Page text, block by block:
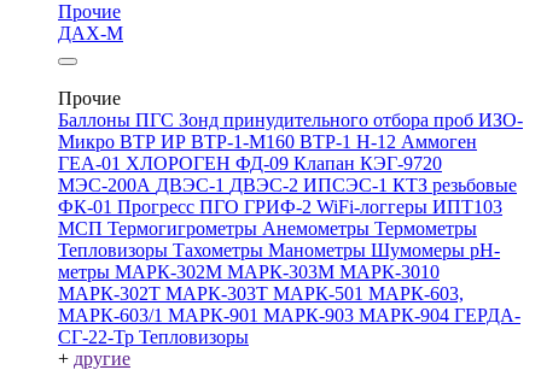
Прочие
ДАХ-М
Прочие
Баллоны ПГС Зонд принудительного отбора проб ИЗО-
Микро ВТР ИР ВТР-1-М160 ВТР-1 Н-12 Аммоген
ГЕА-01 ХЛОРОГЕН ФД-09 Клапан КЭГ-9720
МЭС-200А ДВЭС-1 ДВЭС-2 ИПСЭС-1 КТЗ резьбовые
ФК-01 Прогресс ПГО ГРИФ-2 WiFi-логгеры ИПТ103
МСП Термогигрометры Анемометры Термометры
Тепловизоры Тахометры Манометры Шумомеры pH-
метры МАРК-302М МАРК-303М МАРК-3010
МАРК-302Т МАРК-303Т МАРК-501 МАРК-603,
МАРК-603/1 МАРК-901 МАРК-903 МАРК-904 ГЕРДА-
СГ-22-Тр Тепловизоры
+ другие